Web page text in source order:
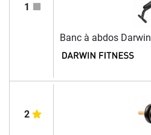
1
Banc à abdos Darwin
2